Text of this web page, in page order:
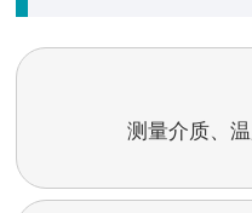
测量介质、